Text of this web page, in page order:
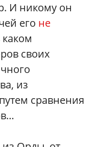
И никому он
его не
своих
из
сравнения